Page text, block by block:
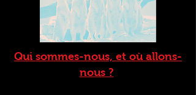
Qui sommes-nous, et où allons-
nous ?